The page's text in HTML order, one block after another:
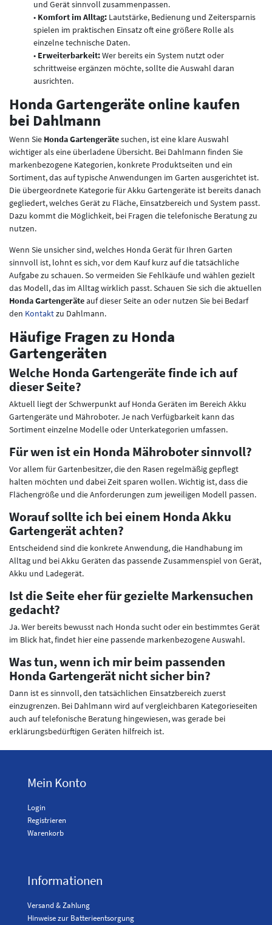
und Gerät sinnvoll zusammenpassen.
• Komfort im Alltag: Lautstärke, Bedienung und Zeitersparnis
spielen im praktischen Einsatz oft eine größere Rolle als
einzelne technische Daten.
• Erweiterbarkeit:Wer bereits ein System nutzt oder
schrittweise ergänzen möchte, sollte die Auswahl daran
ausrichten.
Honda Gartengeräte online kaufen
bei Dahlmann
Wenn Sie Honda Gartengerätesuchen, ist eine klare Auswahl
wichtiger als eine überladene Übersicht. Bei Dahlmann finden Sie
markenbezogene Kategorien, konkrete Produktseiten und ein
Sortiment, das auf typische Anwendungen im Garten ausgerichtet ist.
Die übergeordnete Kategorie für Akku Gartengeräte ist bereits danach
gegliedert, welches Gerät zu Fläche, Einsatzbereich und System passt.
Dazu kommt die Möglichkeit, bei Fragen die telefonische Beratung zu
nutzen.
Wenn Sie unsicher sind, welches Honda Gerät für Ihren Garten
sinnvoll ist, lohnt es sich, vor dem Kauf kurz auf die tatsächliche
Aufgabe zu schauen. So vermeiden Sie Fehlkäufe und wählen gezielt
das Modell, das im Alltag wirklich passt. Schauen Sie sich die aktuellen
Honda Gartengeräteauf dieser Seite an oder nutzen Sie bei Bedarf
den Kontaktzu Dahlmann.
Häufige Fragen zu Honda
Gartengeräten
Welche Honda Gartengeräte finde ich auf
dieser Seite?
Aktuell liegt der Schwerpunkt auf Honda Geräten im Bereich Akku
Gartengeräte und Mähroboter. Je nach Verfügbarkeit kann das
Sortiment einzelne Modelle oder Unterkategorien umfassen.
Für wen ist ein Honda Mähroboter sinnvoll?
Vor allem für Gartenbesitzer, die den Rasen regelmäßig gepflegt
halten möchten und dabei Zeit sparen wollen. Wichtig ist, dass die
Flächengröße und die Anforderungen zum jeweiligen Modell passen.
Worauf sollte ich bei einem Honda Akku
Gartengerät achten?
Entscheidend sind die konkrete Anwendung, die Handhabung im
Alltag und bei Akku Geräten das passende Zusammenspiel von Gerät,
Akku und Ladegerät.
Ist die Seite eher für gezielte Markensuchen
gedacht?
Ja. Wer bereits bewusst nach Honda sucht oder ein bestimmtes Gerät
im Blick hat, findet hier eine passende markenbezogene Auswahl.
Was tun, wenn ich mir beim passenden
Honda Gartengerät nicht sicher bin?
Dann ist es sinnvoll, den tatsächlichen Einsatzbereich zuerst
einzugrenzen. Bei Dahlmann wird auf vergleichbaren Kategorieseiten
auch auf telefonische Beratung hingewiesen, was gerade bei
erklärungsbedürftigen Geräten hilfreich ist.
Mein Konto
Login
Registrieren
Warenkorb
Informationen
Versand & Zahlung
Hinweise zur Batterieentsorgung